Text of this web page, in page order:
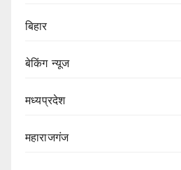
बिहार
बेकिंग न्यूज
मध्यप्रदेश
महाराजगंज